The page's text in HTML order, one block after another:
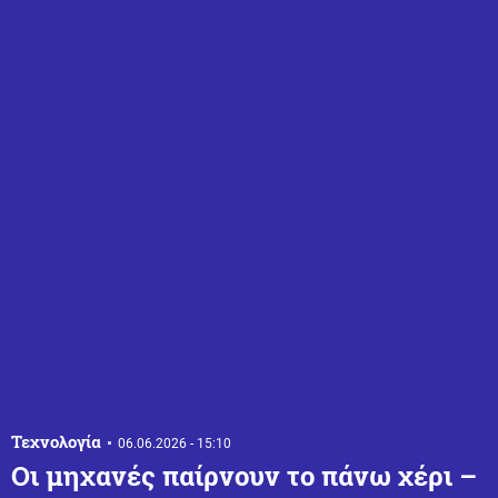
Τεχνολογία 06.06.2026 - 15:10
Οι μηχανές παίρνουν το πάνω χέρι –